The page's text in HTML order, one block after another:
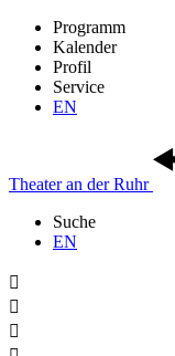
Programm
Kalender
Profil
Service
EN
Theateran derRuhr
Suche
EN


